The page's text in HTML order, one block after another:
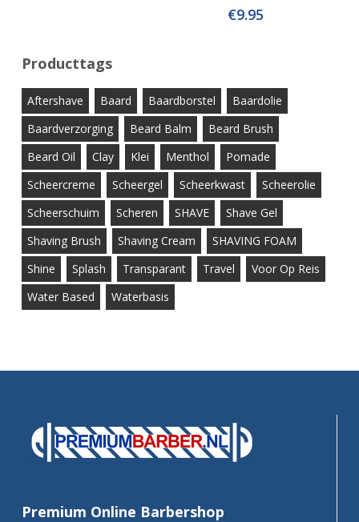
€9.95
Producttags
Aftershave Baard Baardborstel
Baardolie
Baardverzorging
Beard Balm
Beard Brush
Beard Oil
Clay Klei Menthol
Pomade
Scheercreme
Scheergel Scheerkwast
Scheerolie
Scheerschuim
Scheren SHAVE
Shave Gel
Shaving Brush
Shaving Cream
SHAVING FOAM
Shine
Splash Transparant Travel
Voor Op Reis
Water Based
Waterbasis
Premium Online Barbershop